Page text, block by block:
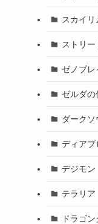
スカイリ
ストリ
ゼノブレ
ゼルダの
ダークソ
ディアブ
デジモン
テラリア
ドラゴ